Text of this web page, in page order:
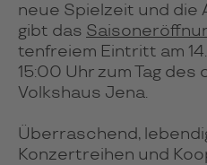
neue Spiel­zeit und die
gibt das
ten­frei­em Ein­tritt am
15:00 Uhr zum Tag des
Volks­haus Jena.
Über­ra­schend,
Kon­zert­rei­hen und